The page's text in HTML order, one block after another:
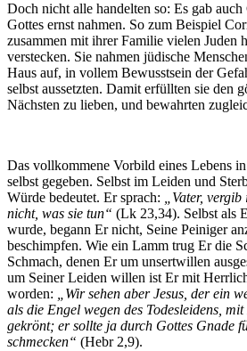
Doch nicht alle handelten so: Es gab
Gottes ernst nahmen. So zum Beispiel
zusammen mit ihrer Familie vielen Juden
verstecken. Sie nahmen jüdische
Haus auf, in vollem Bewusstsein der
selbst aussetzten. Damit erfüllten sie den
Nächsten zu lieben, und bewahrten
Das vollkommene Vorbild eines Lebens
selbst gegeben. Selbst im Leiden und
Würde bedeutet. Er sprach:
„Vater,
nicht, was sie tun“ (Lk 23,34). Selbst als
wurde, begann Er nicht, Seine Peiniger
beschimpfen. Wie ein Lamm trug Er die
Schmach, denen Er um unsertwillen
um Seiner Leiden willen ist Er mit
worden:
„Wir sehen aber Jesus, der ein
als die Engel wegen des Todesleidens,
gekrönt; er sollte ja durch Gottes Gnade
schmecken“ (Hebr 2,9).